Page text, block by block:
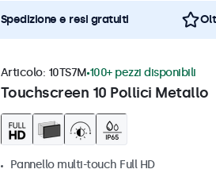
Spedizione e resi gratuiti
Touchscreen 10 Pollici Metallo
Articolo: 10TS7M 100+ pezzi disponibili
Pannello multi-touch Full HD